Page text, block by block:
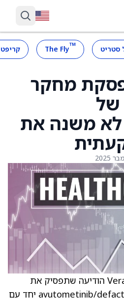
סטריט ™
The Fly
מחקר
RAMP 203 של
Verastem לא משנה את
) הודיעה שתפסיק את
הפיתוח של השילוב avutometinib/defactinib יחד עם